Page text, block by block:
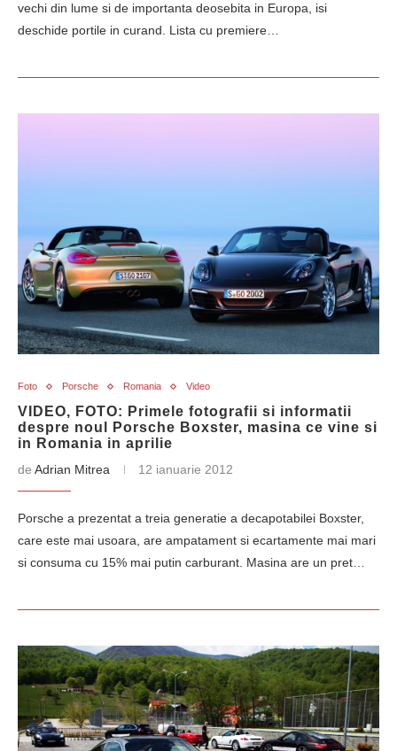
vechi din lume si de importanta deosebita in Europa, isi
deschide portile in curand. Lista cu premiere…
Foto Porsche Romania Video
VIDEO, FOTO: Primele fotografii si informatii
despre noul Porsche Boxster, masina ce vine si
in Romania in aprilie
de Adrian Mitrea 12 ianuarie 2012
Porsche a prezentat a treia generatie a decapotabilei Boxster,
care este mai usoara, are ampatament si ecartamente mai mari
si consuma cu 15% mai putin carburant. Masina are un pret…